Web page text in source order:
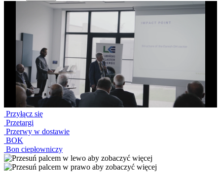
Przyłącz się
Przetargi
Przerwy w dostawie
BOK
Bon ciepłowniczy